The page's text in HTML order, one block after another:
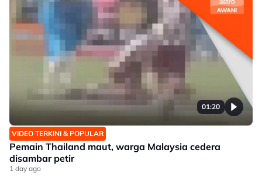
01:20
VIDEO TERKINI & POPULAR
Pemain Thailand maut, warga Malaysia cedera
disambar petir
1 day ago